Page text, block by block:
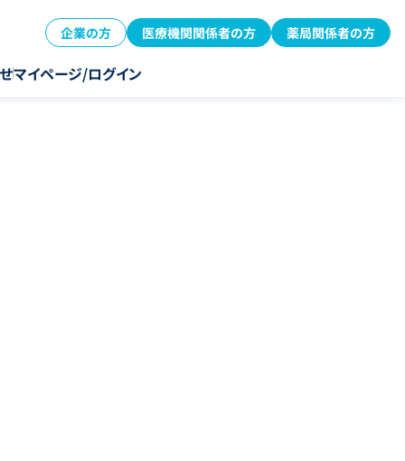
企業の方 医療機関関係者の方 薬局関係者の方
マイページ/ログイン